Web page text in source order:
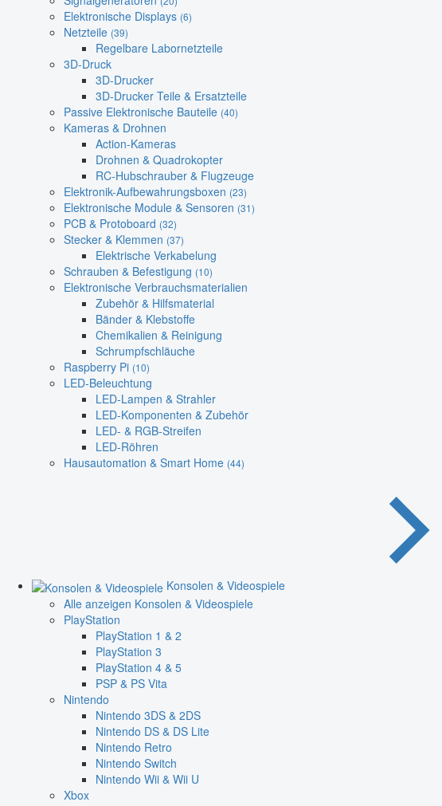
Elektronische Displays (6)
Netzteile (39)
Regelbare Labornetzteile
3D-Druck
3D-Drucker
3D-Drucker Teile & Ersatzteile
Passive Elektronische Bauteile (40)
Kameras & Drohnen
Action-Kameras
Drohnen & Quadrokopter
RC-Hubschrauber & Flugzeuge
Elektronik-Aufbewahrungsboxen (23)
Elektronische Module & Sensoren (31)
PCB & Protoboard (32)
Stecker & Klemmen (37)
Elektrische Verkabelung
Schrauben & Befestigung (10)
Elektronische Verbrauchsmaterialien
Zubehör & Hilfsmaterial
Bänder & Klebstoffe
Chemikalien & Reinigung
Schrumpfschläuche
Raspberry Pi (10)
LED-Beleuchtung
LED-Lampen & Strahler
LED-Komponenten & Zubehör
LED- & RGB-Streifen
LED-Röhren
Hausautomation & Smart Home (44)
Konsolen & Videospiele
Alle anzeigen Konsolen & Videospiele
PlayStation
PlayStation 1 & 2
PlayStation 3
PlayStation 4 & 5
PSP & PS Vita
Nintendo
Nintendo 3DS & 2DS
Nintendo DS & DS Lite
Nintendo Retro
Nintendo Switch
Nintendo Wii & Wii U
Xbox